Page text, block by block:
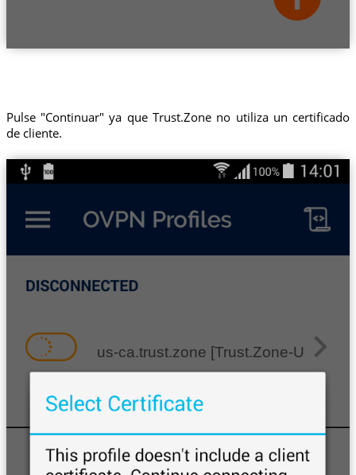
Pulse "Continuar" ya que Trust.Zone no utiliza un certificado
de cliente.
us-ca.trust.zone [Trust.Zone-United-